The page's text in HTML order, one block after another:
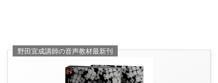
野田宜成講師の音声教材最新刊